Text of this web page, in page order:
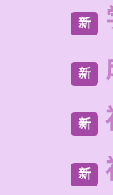
新
新
新
新